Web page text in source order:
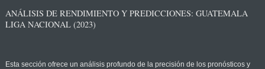
ANÁLISIS DE RENDIMIENTO Y PREDICCIONES: GUATEMALA
LIGA NACIONAL (2023)
Esta sección ofrece un análisis profundo de la precisión de los pronósticos y